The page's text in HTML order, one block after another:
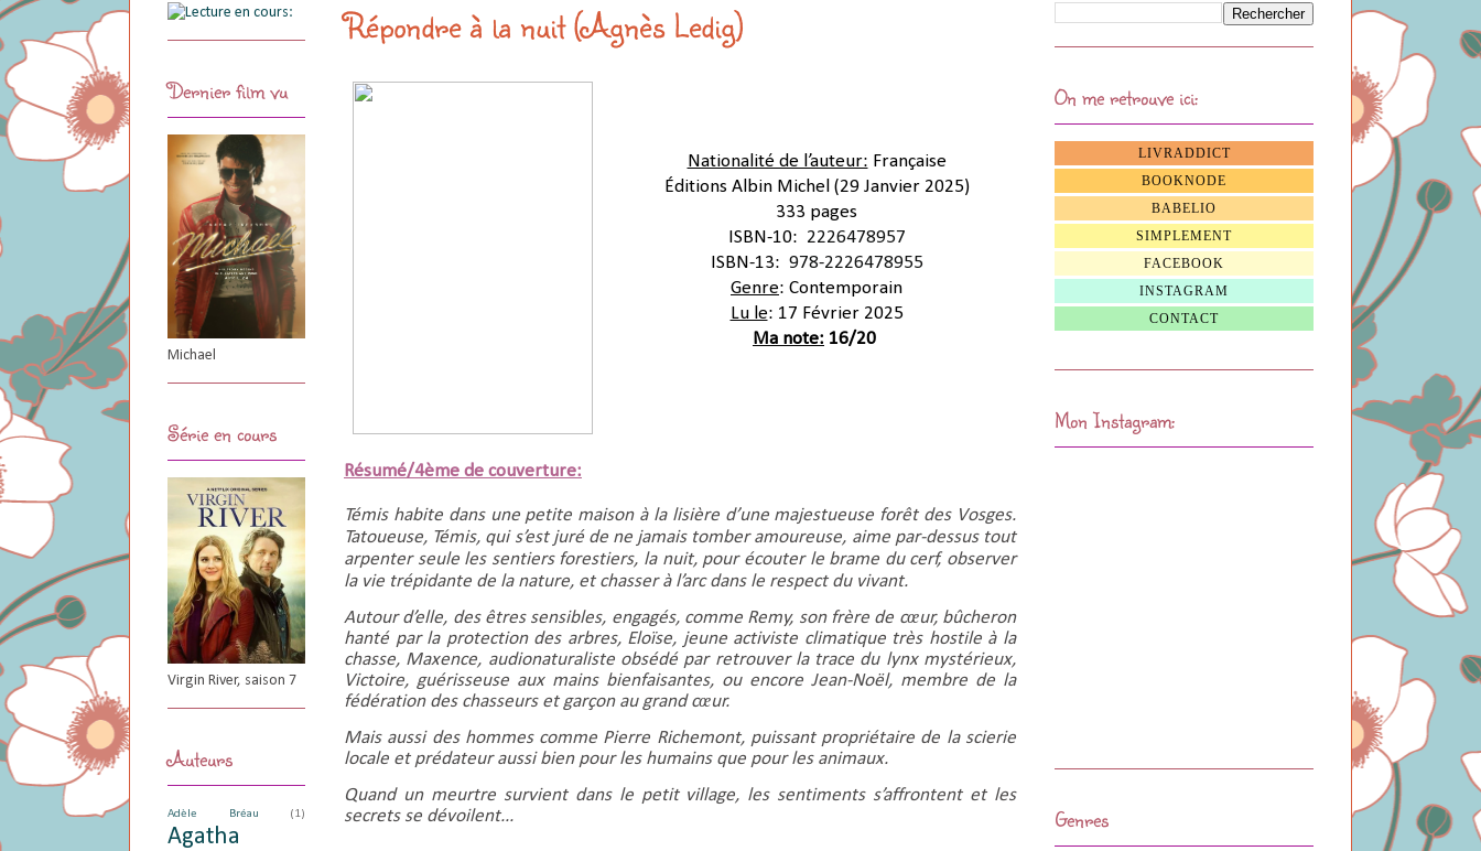
Répondre à la nuit (Agnès Ledig)
Nationalité de l’auteur: Française
Éditions Albin Michel (29 Janvier 2025)
333 pages
ISBN-10: 2226478957
ISBN-13: 978-2226478955
Genre: Contemporain
Lu le: 17 Février 2025
Ma note: 16/20
Résumé/4ème de couverture:
Témis habite dans une petite maison à la lisière d’une majestueuse forêt des Vosges.
Tatoueuse, Témis, qui s’est juré de ne jamais tomber amoureuse, aime par-dessus tout
arpenter seule les sentiers forestiers, la nuit, pour écouter le brame du cerf, observer
la vie trépidante de la nature, et chasser à l’arc dans le respect du vivant.
Autour d’elle, des êtres sensibles, engagés, comme Remy, son frère de cœur, bûcheron
hanté par la protection des arbres, Eloïse, jeune activiste climatique très hostile à la
chasse, Maxence, audionaturaliste obsédé par retrouver la trace du lynx mystérieux,
Victoire, guérisseuse aux mains bienfaisantes, ou encore Jean-Noël, membre de la
fédération des chasseurs et garçon au grand cœur.
Mais aussi des hommes comme Pierre Richemont, puissant propriétaire de la scierie
locale et prédateur aussi bien pour les humains que pour les animaux.
Quand un meurtre survient dans le petit village, les sentiments s’affrontent et les
secrets se dévoilent...
Dernier film vu
Michael
Série en cours
Virgin River, saison 7
Auteurs
Adèle Bréau (1)
Agatha
On me retrouve ici:
LIVRADDICT
BOOKNODE
BABELIO
SIMPLEMENT
FACEBOOK
INSTAGRAM
CONTACT
Mon Instagram:
Genres